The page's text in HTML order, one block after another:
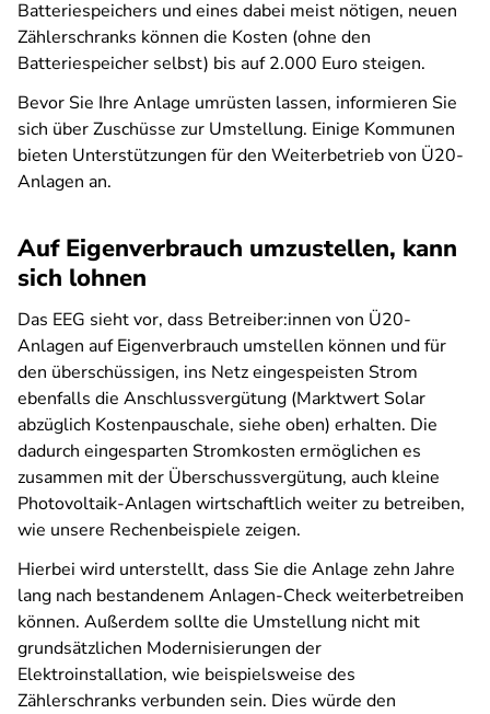
Batteriespeichers und eines dabei meist nötigen, neuen
Zählerschranks können die Kosten (ohne den
Batteriespeicher selbst) bis auf 2.000 Euro steigen.
Bevor Sie Ihre Anlage umrüsten lassen, informieren Sie
sich über Zuschüsse zur Umstellung. Einige Kommunen
bieten Unterstützungen für den Weiterbetrieb von Ü20-
Anlagen an.
Auf Eigenverbrauch umzustellen, kann
sich lohnen
Das EEG sieht vor, dass Betreiber:innen von Ü20-
Anlagen auf Eigenverbrauch umstellen können und für
den überschüssigen, ins Netz eingespeisten Strom
ebenfalls die Anschlussvergütung (Marktwert Solar
abzüglich Kostenpauschale, siehe oben) erhalten. Die
dadurch eingesparten Stromkosten ermöglichen es
zusammen mit der Überschussvergütung, auch kleine
Photovoltaik-Anlagen wirtschaftlich weiter zu betreiben,
wie unsere Rechenbeispiele zeigen.
Hierbei wird unterstellt, dass Sie die Anlage zehn Jahre
lang nach bestandenem Anlagen-Check weiterbetreiben
können. Außerdem sollte die Umstellung nicht mit
grundsätzlichen Modernisierungen der
Elektroinstallation, wie beispielsweise des
Zählerschranks verbunden sein. Dies würde den